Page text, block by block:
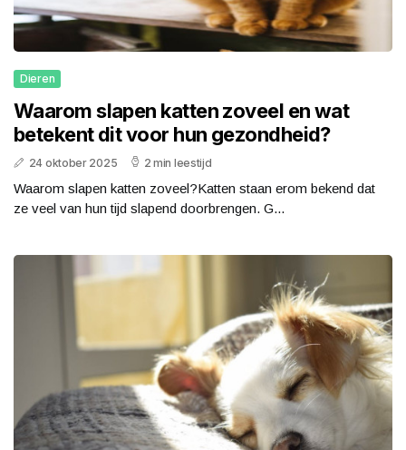
Dieren
Waarom slapen katten zoveel en wat
betekent dit voor hun gezondheid?
24 oktober 2025 2 min leestijd
Waarom slapen katten zoveel?Katten staan erom bekend dat
ze veel van hun tijd slapend doorbrengen. G...